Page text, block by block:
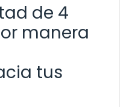
de 4
manera
tus